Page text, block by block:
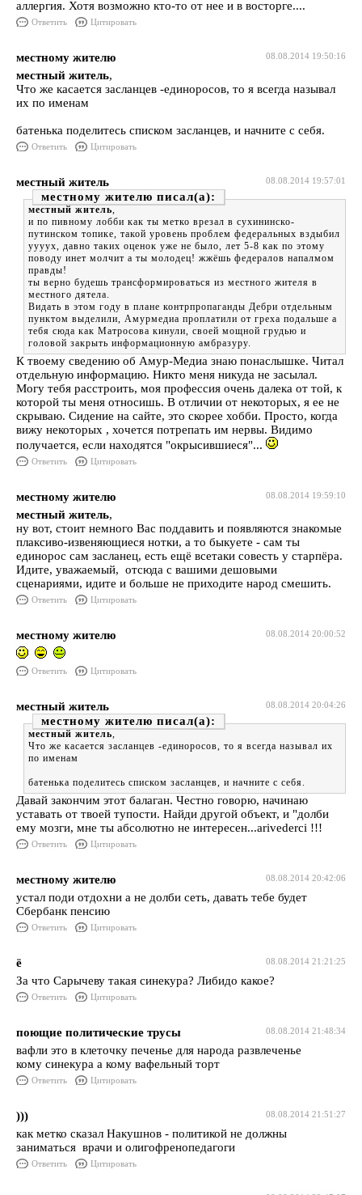
аллергия. Хотя возможно кто-то от нее и в восторге....
Ответить Цитировать
08.08.2014 19:50:16
местному жителю
местный житель,
Что же касается засланцев -единоросов, то я всегда называл
их по именам
батенька поделитесь списком засланцев, и начните с себя.
Ответить Цитировать
08.08.2014 19:57:01
местный житель
местному жителю
местный житель,
и по пивному лобби как ты метко врезал в сухининско-
путинском топике, такой уровень проблем федеральных вздыбил
уууух, давно таких оценок уже не было, лет 5-8 как по этому
поводу инет молчит а ты молодец! жжёшь федералов напалмом
правды!
ты верно будешь трансформироваться из местного жителя в
местного дятела.
Видать в этом году в плане контрпропаганды Дебри отдельным
пунктом выделили, Амурмедиа проплатили от греха подальше а
тебя сюда как Матросова кинули, своей мощной грудью и
головой закрыть информационную амбразуру.
К твоему сведению об Амур-Медиа знаю понаслышке. Читал
отдельную информацию. Никто меня никуда не засылал.
Могу тебя расстроить, моя профессия очень далека от той, к
которой ты меня относишь. В отличии от некоторых, я ее не
скрываю. Сидение на сайте, это скорее хобби. Просто, когда
вижу некоторых , хочется потрепать им нервы. Видимо
получается, если находятся "окрысившиеся"...
Ответить Цитировать
08.08.2014 19:59:10
местному жителю
местный житель,
ну вот, стоит немного Вас поддавить и появляются знакомые
плаксиво-извеняющиеся нотки, а то быкуете - сам ты
единорос сам засланец, есть ещё всетаки совесть у старпёра.
Идите, уважаемый, отсюда с вашими дешовыми
сценариями, идите и больше не приходите народ смешить.
Ответить Цитировать
08.08.2014 20:00:52
местному жителю
Ответить Цитировать
08.08.2014 20:04:26
местный житель
местному жителю
местный житель,
Что же касается засланцев -единоросов, то я всегда называл их
по именам
батенька поделитесь списком засланцев, и начните с себя.
Давай закончим этот балаган. Честно говорю, начинаю
уставать от твоей тупости. Найди другой объект, и "долби
ему мозги, мне ты абсолютно не интересен...arivederci !!!
Ответить Цитировать
08.08.2014 20:42:06
местному жителю
устал поди отдохни а не долби сеть, давать тебе будет
Сбербанк пенсию
Ответить Цитировать
08.08.2014 21:21:25
ё
За что Сарычеву такая синекура? Либидо какое?
Ответить Цитировать
08.08.2014 21:48:34
поющие политические трусы
вафли это в клеточку печенье для народа развлеченье
кому синекура а кому вафельный торт
Ответить Цитировать
08.08.2014 21:51:27
)))
как метко сказал Накушнов - политикой не должны
заниматься врачи и олигофренопедагоги
Ответить Цитировать